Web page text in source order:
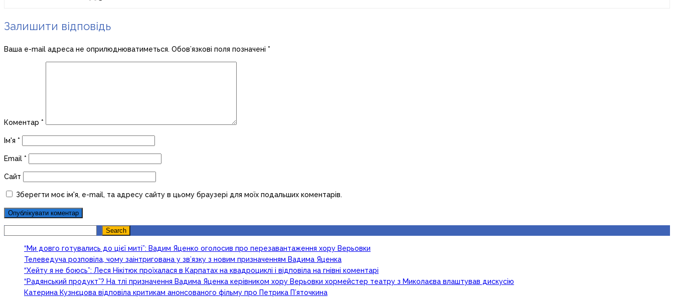
Залишити відповідь
Ваша e-mail адреса не оприлюднюватиметься. Обов’язкові поля позначені *
Коментар *
Ім'я *
Email *
Сайт
Зберегти моє ім'я, e-mail, та адресу сайту в цьому браузері для моїх подальших коментарів.
Search
“Ми довго готувались до цієї миті”: Вадим Яценко оголосив про перезавантаження хору Верьовки
Телеведуча розповіла, чому заінтригована у зв’язку з новим призначенням Вадима Яценка
“Хейту я не боюсь”: Леся Нікітюк проїхалася в Карпатах на квадроциклі і відповіла на гнівні коментарі
“Радянський продукт”? На тлі призначення Вадима Яценка керівником хору Верьовки хормейстер театру з Миколаєва влаштував дискусію
Катерина Кузнєцова відповіла критикам анонсованого фільму про Петрика П’яточкина